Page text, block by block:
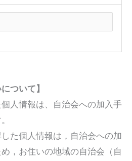
ついて】
人情報は、自治会への加入手
た個人情報は，自治会への加
，お住いの地域の自治会（自